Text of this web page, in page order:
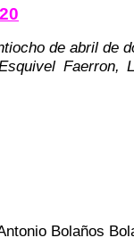
de abril
Bolaños